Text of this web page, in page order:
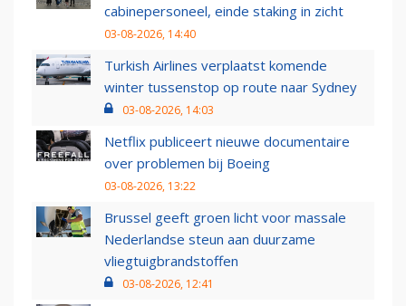
cabinepersoneel, einde staking in zicht
03-08-2026, 14:40
Turkish Airlines verplaatst komende
winter tussenstop op route naar Sydney
03-08-2026, 14:03
Netflix publiceert nieuwe documentaire
over problemen bij Boeing
03-08-2026, 13:22
Brussel geeft groen licht voor massale
Nederlandse steun aan duurzame
vliegtuigbrandstoffen
03-08-2026, 12:41